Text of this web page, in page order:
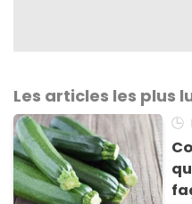
Les articles les plus